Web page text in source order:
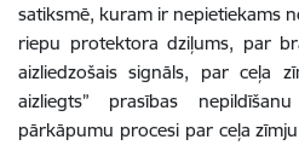
satiksmē, kuram ir nepietiekams
riepu protektora dziļums, par
aizliedzošais signāls, par ceļa
aizliegts” prasības
pārkāpumu procesi par ceļa